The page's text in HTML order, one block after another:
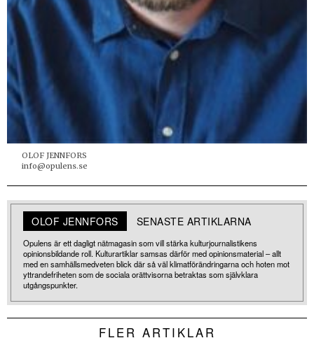
OLOF JENNFORS
info@opulens.se
OLOF JENNFORS SENASTE ARTIKLARNA
Opulens är ett dagligt nätmagasin som vill stärka kulturjournalistikens
opinionsbildande roll. Kulturartiklar samsas därför med opinionsmaterial – allt
med en samhällsmedveten blick där så väl klimatförändringarna och hoten mot
yttrandefriheten som de sociala orättvisorna betraktas som självklara
utgångspunkter.
FLER ARTIKLAR